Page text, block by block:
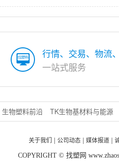
行情、交易、物流
一站式服务
生物塑料前沿 TK生物基材料与能源
关于我们 公司动态 媒体报道
COPYRIGHT © 找塑网